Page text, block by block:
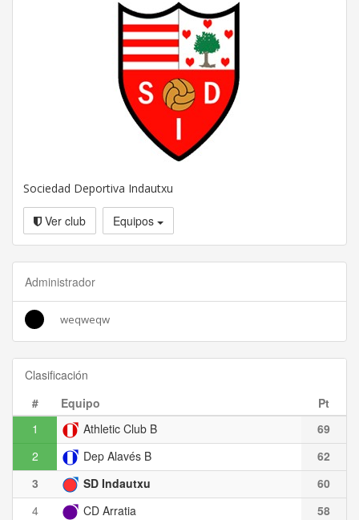
Sociedad Deportiva Indautxu
Ver club Equipos
Administrador
weqweqw
Clasificación
#
Equipo
Pt
1
Athletic Club B
69
2
Dep Alavés B
62
3
SD Indautxu
60
4
CD Arratia
58